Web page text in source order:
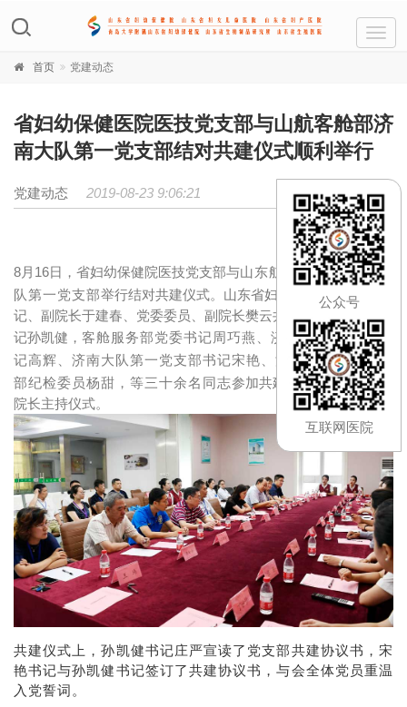
首页 党建动态
省妇幼保健医院医技党支部与山航客舱部济
南大队第一党支部结对共建仪式顺利举行
党建动态 2019-08-23 9:06:21
8月16日，省妇幼保健院医技党支部与山东航空客舱部济南大
队第一党支部举行结对共建仪式。 山东省妇幼保健院党委副书
记、副院长于建春、党委委员、副院长樊云井、医技党支部书
记孙凯健， 客舱服务部党委书记周巧燕、济南大队党总支书
记高辉、济南大队第一党支部书记宋艳、济南大队第一党支
部纪检委员杨甜， 等三十余名同志参加共建活动。樊云井副
院长主持仪式。
共建仪式上，孙凯健书记庄严宣读了党支部共建协议书，宋
艳书记与孙凯健书记签订了共建协议书，与会全体党员重温
入党誓词。
公众号
互联网医院